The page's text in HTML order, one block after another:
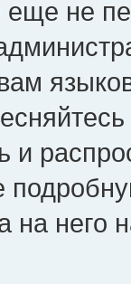
еще не
и
на него